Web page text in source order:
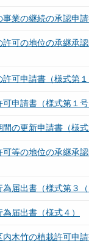
業の継続の承認申請
可の地位の承継承
可申請書（様式第１
申請書（様式第１号
の更新申請書（様式
可等の地位の承継承
届出書（様式第３（
届出書（様式４）
木竹の植栽許可申請